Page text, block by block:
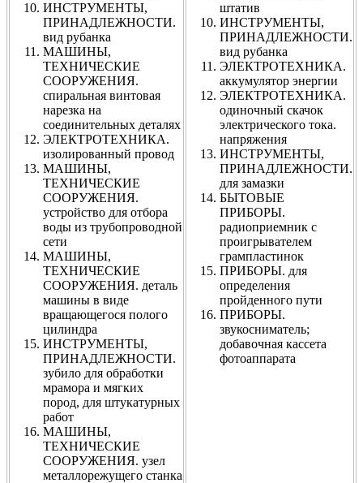
ИНСТРУМЕНТЫ,
ПРИНАДЛЕЖНОСТИ.
вид рубанка
МАШИНЫ,
ТЕХНИЧЕСКИЕ
СООРУЖЕНИЯ.
спиральная винтовая
нарезка на
соединительных деталях
ЭЛЕКТРОТЕХНИКА.
изолированный провод
МАШИНЫ,
ТЕХНИЧЕСКИЕ
СООРУЖЕНИЯ.
устройство для отбора
воды из трубопроводной
сети
МАШИНЫ,
ТЕХНИЧЕСКИЕ
СООРУЖЕНИЯ. деталь
машины в виде
вращающегося полого
цилиндра
ИНСТРУМЕНТЫ,
ПРИНАДЛЕЖНОСТИ.
зубило для обработки
мрамора и мягких
пород, для штукатурных
работ
МАШИНЫ,
ТЕХНИЧЕСКИЕ
СООРУЖЕНИЯ. узел
металлорежущего станка
штатив
ИНСТРУМЕНТЫ,
ПРИНАДЛЕЖНОСТИ.
вид рубанка
ЭЛЕКТРОТЕХНИКА.
аккумулятор энергии
ЭЛЕКТРОТЕХНИКА.
одиночный скачок
электрического тока.
напряжения
ИНСТРУМЕНТЫ,
ПРИНАДЛЕЖНОСТИ.
для замазки
БЫТОВЫЕ
ПРИБОРЫ.
радиоприемник с
проигрывателем
грампластинок
ПРИБОРЫ. для
определения
пройденного пути
ПРИБОРЫ.
звукосниматель;
добавочная кассета
фотоаппарата